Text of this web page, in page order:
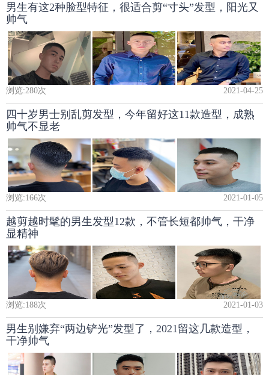
男生有这2种脸型特征，很适合剪“寸头”发型，阳光又
帅气
浏览:280次 2021-04-25
四十岁男士别乱剪发型，今年留好这11款造型，成熟
帅气不显老
浏览:166次 2021-01-05
越剪越时髦的男生发型12款，不管长短都帅气，干净
显精神
浏览:188次 2021-01-03
男生别嫌弃“两边铲光”发型了，2021留这几款造型，
干净帅气